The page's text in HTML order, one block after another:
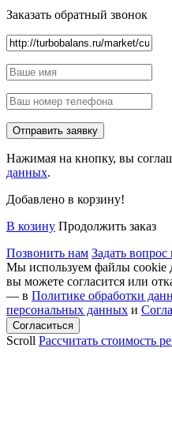
Заказать обратный звонок
Нажимая на кнопку, вы
данных.
Добавлено в корзину!
В козину Продолжить заказ
Позвонить нам Задать
Мы используем файлы cookie
вы можете согласится или
— в Политике обработки
персональных данных и
Scroll Рассчитать стоимость